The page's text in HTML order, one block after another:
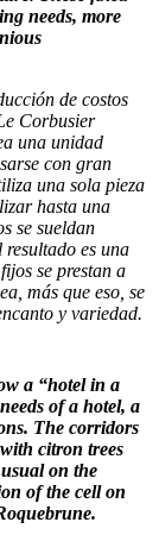
needs, more
de costos
Corbusier
una unidad
con gran
una sola pieza
hasta una
se sueldan
resultado es una
se prestan a
más que eso, se
y variedad.
a “hotel in a
of a hotel, a
The corridors
citron trees
on the
of the cell on